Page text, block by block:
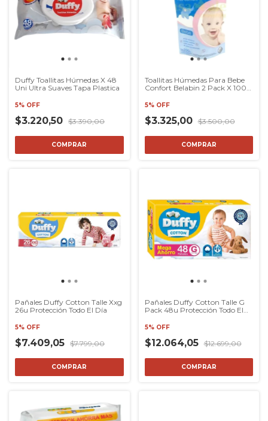
Duffy Toallitas Húmedas X 48
Uni Ultra Suaves Tapa Plastica
5% OFF
$3.220,50 $3.390,00
Toallitas Húmedas Para Bebe
Confort Belabin 2 Pack X 100
5% OFF
$3.325,00 $3.500,00
Pañales Duffy Cotton Talle Xxg
26u Protección Todo El Día
5% OFF
$7.409,05 $7.799,00
COMPRAR
Pañales Duffy Cotton Talle G
Pack 48u Protección Todo El
5% OFF
$12.064,05 $12.699,00
COMPRAR